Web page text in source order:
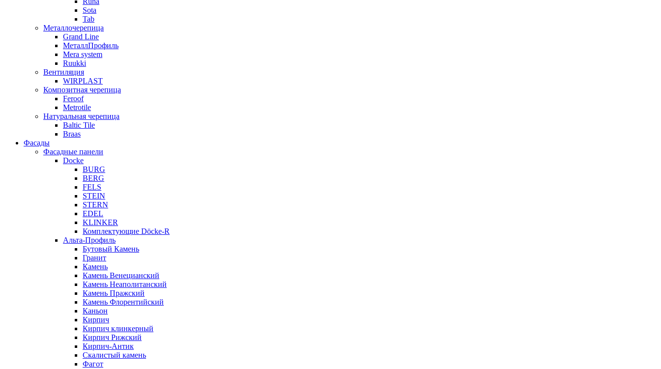
Sota
Tab
Металлочерепица
Grand Line
МеталлПрофиль
Mera system
Ruukki
Вентиляция
WIRPLAST
Композитная черепица
Feroof
Metrotile
Натуральная черепица
Baltic Tile
Braas
Фасады
Фасадные панели
Docke
BURG
BERG
FELS
STEIN
STERN
EDEL
KLINKER
Комплектующие Döcke-R
Альта-Профиль
Бутовый Камень
Гранит
Камень
Камень Венецианский
Камень Неаполитанский
Камень Пражский
Камень Флорентийский
Каньон
Кирпич
Кирпич клинкерный
Кирпич Рижский
Кирпич-Антик
Скалистый камень
Фагот